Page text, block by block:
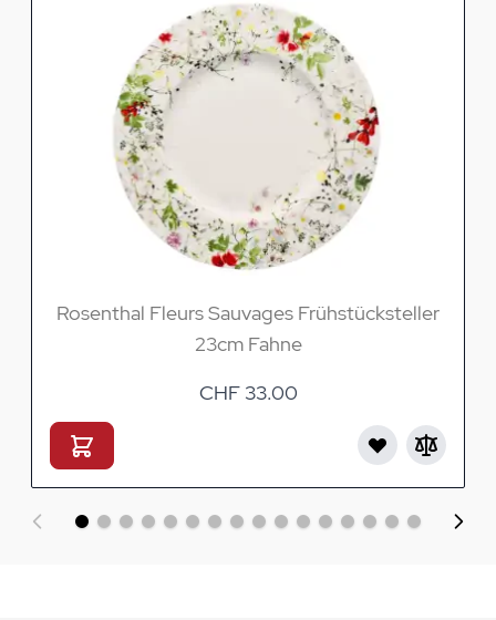
Rosenthal Fleurs Sauvages Frühstücksteller
23cm Fahne
CHF 33.00